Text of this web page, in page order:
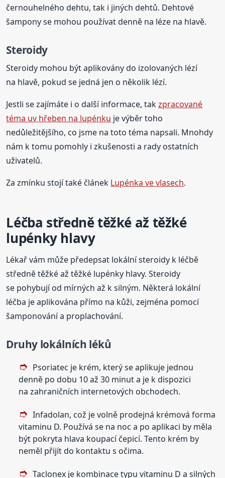
černouhelného dehtu, tak i jiných dehtů. Dehtové
šampony se mohou používat denně na léze na hlavě.
Steroidy
Steroidy mohou být aplikovány do izolovaných lézí
na hlavě, pokud se jedná jen o několik lézí.
Jestli se zajímáte i o další informace, takzpracované
téma uv hřeben na lupénku je výběr toho
nedůležitějšího, co jsme na toto téma napsali. Mnohdy
nám k tomu pomohly i zkušenosti a rady ostatních
uživatelů.
Za zmínku stojí také článek Lupénka ve vlasech.
Léčba středně těžké až těžké
lupénky hlavy
Lékař vám může předepsat lokální steroidy k léčbě
středně těžké až těžké lupénky hlavy. Steroidy
se pohybují od mírných až k silným. Některá lokální
léčba je aplikována přímo na kůži, zejména pomocí
šamponování a proplachování.
Druhy lokálních léků
Psoriatec je krém, který se aplikuje jednou
denně po dobu 10 až 30 minut a je k dispozici
na zahraničních internetových obchodech.
Infadolan, což je volně prodejná krémová forma
vitaminu D. Používá se na noc a po aplikaci by měla
být pokryta hlava koupací čepicí. Tento krém by
neměl přijít do kontaktu s očima.
Taclonex je kombinace typu vitaminu D a silných